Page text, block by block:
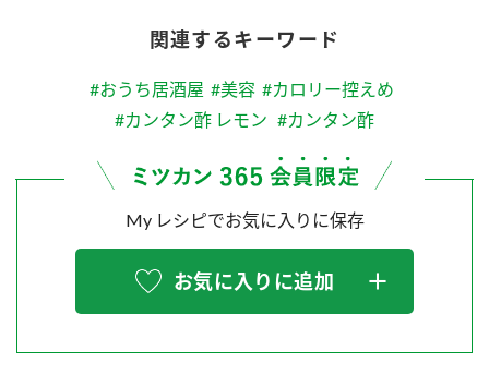
関連するキーワード
#おうち居酒屋 #美容 #カロリー控えめ
#カンタン酢 レモン #カンタン酢
My レシピでお気に入りに保存
お気に入りに追加